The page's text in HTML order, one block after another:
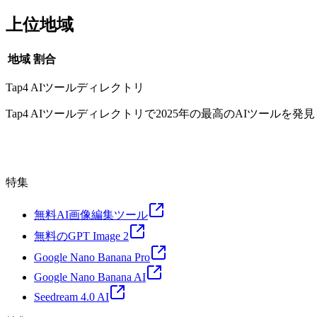
上位地域
地域 割合
Tap4 AIツールディレクトリ
Tap4 AIツールディレクトリで2025年の最高のAIツールを発見
特集
無料AI画像編集ツール
無料のGPT Image 2
Google Nano Banana Pro
Google Nano Banana AI
Seedream 4.0 AI